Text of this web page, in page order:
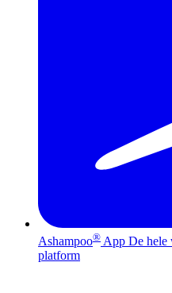
Ashampoo® App De hele
platform